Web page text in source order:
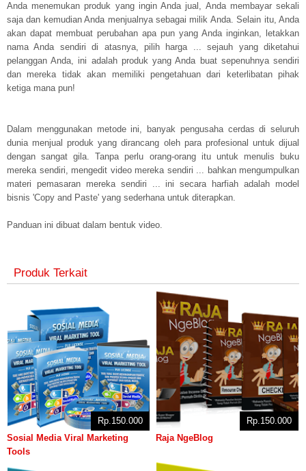
Anda menemukan produk yang ingin Anda jual, Anda membayar sekali
saja dan kemudian Anda menjualnya sebagai milik Anda. Selain itu, Anda
akan dapat membuat perubahan apa pun yang Anda inginkan, letakkan
nama Anda sendiri di atasnya, pilih harga ... sejauh yang diketahui
pelanggan Anda, ini adalah produk yang Anda buat sepenuhnya sendiri
dan mereka tidak akan memiliki pengetahuan dari keterlibatan pihak
ketiga mana pun!
Dalam menggunakan metode ini, banyak pengusaha cerdas di seluruh
dunia menjual produk yang dirancang oleh para profesional untuk dijual
dengan sangat gila. Tanpa perlu orang-orang itu untuk menulis buku
mereka sendiri, mengedit video mereka sendiri ... bahkan mengumpulkan
materi pemasaran mereka sendiri ... ini secara harfiah adalah model
bisnis 'Copy and Paste' yang sederhana untuk diterapkan.
Panduan ini dibuat dalam bentuk video.
Produk Terkait
Sosial Media Viral Marketing
Tools
Rp.150.000
Raja NgeBlog
Rp.150.000